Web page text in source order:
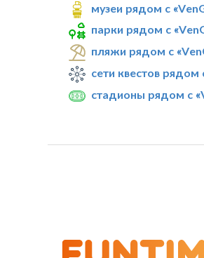
музеи рядом с
парки рядом с
пляжи рядом с
сети квестов рядом
стадионы рядом с